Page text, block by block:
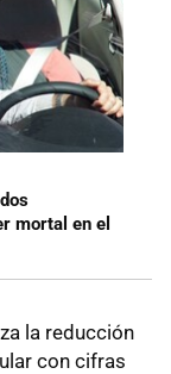
mortal en el
la reducción
con cifras